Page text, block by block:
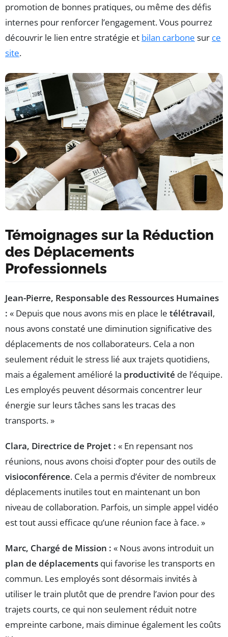
promotion de bonnes pratiques, ou même des défis
internes pour renforcer l’engagement. Vous pourrez
découvrir le lien entre stratégie et bilan carbone sur ce
site.
Témoignages sur la Réduction
des Déplacements
Professionnels
Jean-Pierre, Responsable des Ressources Humaines
: « Depuis que nous avons mis en place le télétravail,
nous avons constaté une diminution significative des
déplacements de nos collaborateurs. Cela a non
seulement réduit le stress lié aux trajets quotidiens,
mais a également amélioré la productivité de l’équipe.
Les employés peuvent désormais concentrer leur
énergie sur leurs tâches sans les tracas des
transports. »
Clara, Directrice de Projet : « En repensant nos
réunions, nous avons choisi d’opter pour des outils de
visioconférence. Cela a permis d’éviter de nombreux
déplacements inutiles tout en maintenant un bon
niveau de collaboration. Parfois, un simple appel vidéo
est tout aussi efficace qu’une réunion face à face. »
Marc, Chargé de Mission : « Nous avons introduit un
plan de déplacements qui favorise les transports en
commun. Les employés sont désormais invités à
utiliser le train plutôt que de prendre l’avion pour des
trajets courts, ce qui non seulement réduit notre
empreinte carbone, mais diminue également les coûts